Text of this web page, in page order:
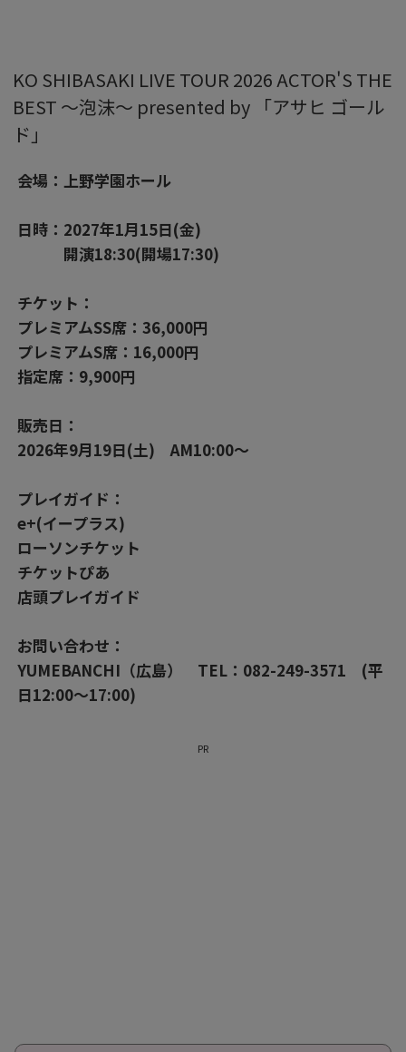
KO SHIBASAKI LIVE TOUR 2026 ACTOR'S THE
BEST 〜泡沫〜 presented by 「アサヒ ゴール
ド」
会場：上野学園ホール
日時：2027年1月15日(金)
開演18:30(開場17:30)
チケット：
プレミアムSS席：36,000円
プレミアムS席：16,000円
指定席：9,900円
販売日：
2026年9月19日(土) AM10:00～
プレイガイド：
e+(イープラス)
ローソンチケット
チケットぴあ
店頭プレイガイド
お問い合わせ：
YUMEBANCHI（広島） TEL：082-249-3571 (平
日12:00～17:00)
PR